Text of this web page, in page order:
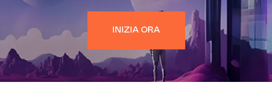
INIZIA ORA